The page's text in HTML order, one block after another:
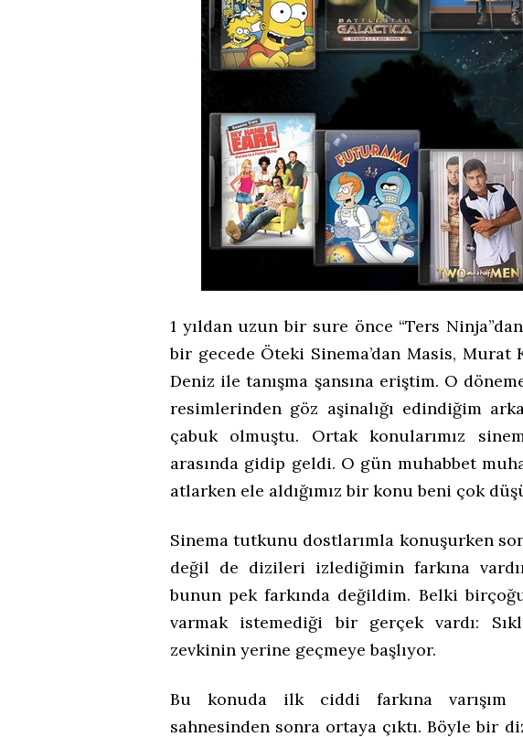
1 yıldan uzun bir sure önce “Ters
bir gecede Öteki Sinema’dan Masis, Murat
Deniz ile tanışma şansına eriştim. O
resimlerinden göz aşinalığı edindiğim
çabuk olmuştu. Ortak konularımız
arasında gidip geldi. O gün muhabbet
atlarken ele aldığımız bir konu beni çok
Sinema tutkunu dostlarımla konuşurken
değil de dizileri izlediğimin farkına
bunun pek farkında değildim. Belki
varmak istemediği bir gerçek vardı:
zevkinin yerine geçmeye başlıyor.
Bu konuda ilk ciddi farkına varışım
sahnesinden sonra ortaya çıktı. Böyle bir